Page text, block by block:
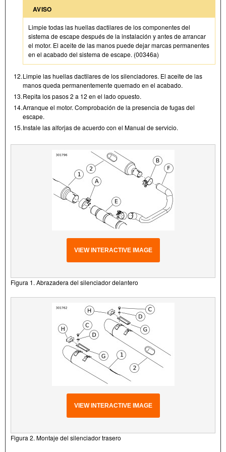
AVISO
Limpie todas las huellas dactilares de los componentes del
sistema de escape después de la instalación y antes de arrancar
el motor. El aceite de las manos puede dejar marcas permanentes
en el acabado del sistema de escape. (00346a)
12.Limpie las huellas dactilares de los silenciadores. El aceite de las
manos queda permanentemente quemado en el acabado.
13.Repita los pasos 2 a 12 en el lado opuesto.
14.Arranque el motor. Comprobación de la presencia de fugas del
escape.
15.Instale las alforjas de acuerdo con el Manual de servicio.
VIEW INTERACTIVE IMAGE
Figura 1. Abrazadera del silenciador delantero
VIEW INTERACTIVE IMAGE
Figura 2. Montaje del silenciador trasero